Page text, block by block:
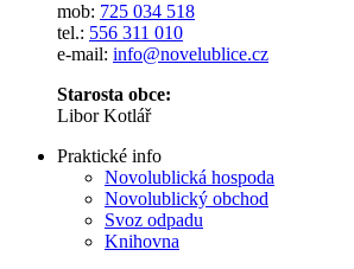
mob: 725 034 518
tel.: 556 311 010
e-mail: info@novelublice.cz
Starosta obce:
Libor Kotlář
Praktické info
Novolublická hospoda
Novolublický obchod
Svoz odpadu
Knihovna